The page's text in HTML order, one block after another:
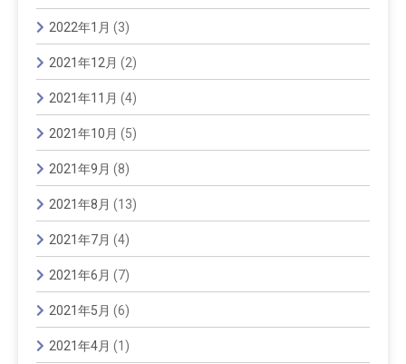
2022年1月 (3)
2021年12月 (2)
2021年11月 (4)
2021年10月 (5)
2021年9月 (8)
2021年8月 (13)
2021年7月 (4)
2021年6月 (7)
2021年5月 (6)
2021年4月 (1)